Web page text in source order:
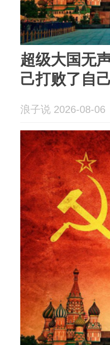
超级大国无
己打败了自己
浪子说 2026-08-06